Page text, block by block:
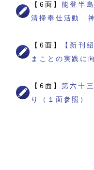
【6面】能登半
清掃奉仕活動
【6面】
【新刊
まことの実践
【6面】第六十
り（１面参照）